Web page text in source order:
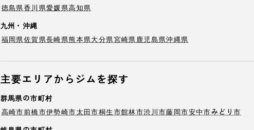
徳島県香川県愛媛県高知県
九州・沖縄
福岡県佐賀県長崎県熊本県大分県宮崎県鹿児島県沖縄県
主要エリアからジムを探す
群馬県の市町村
高崎市前橋市伊勢崎市太田市桐生市館林市渋川市藤岡市安中市みどり市